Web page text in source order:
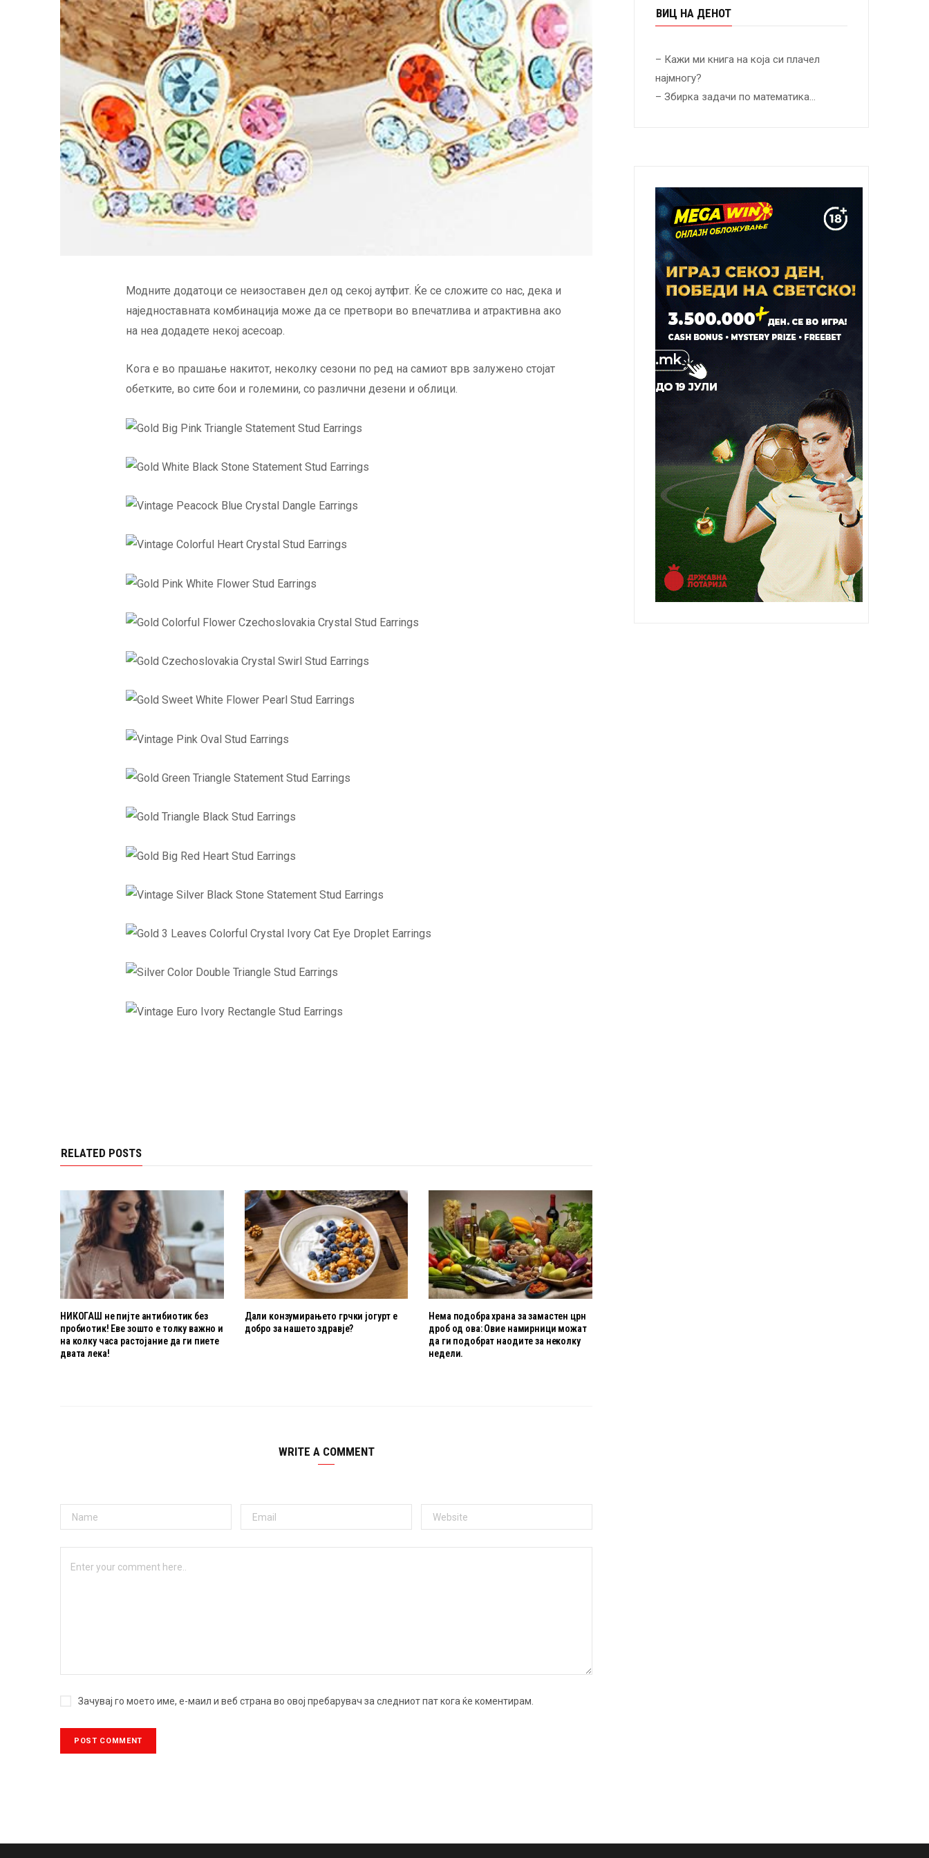
Модните додатоци се неизоставен дел од секој аутфит. Ќе се сложите со нас, дека и
наједноставната комбинација може да се претвори во впечатлива и атрактивна ако
на неа додадете некој асесоар.
Кога е во прашање накитот, неколку сезони по ред на самиот врв залужено стојат
обетките, во сите бои и големини, со различни дезени и облици.
RELATED POSTS
НИКОГАШ не пијте антибиотик без
пробиотик! Еве зошто е толку важно и
на колку часа растојание да ги пиете
двата лека!
Дали конзумирањето грчки јогурт е
добро за нашето здравје?
Нема подобра храна за замастен црн
дроб од ова: Овие намирници можат
да ги подобрат наодите за неколку
недели.
WRITE A COMMENT
Зачувај го моето име, е-маил и веб страна во овој пребарувач за следниот пат кога ќе коментирам.
ВИЦ НА ДЕНОТ
– Кажи ми книга на која си плачел
најмногу?
– Збирка задачи по математика…